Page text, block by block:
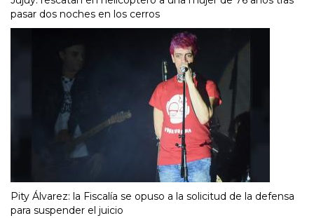
pasar dos noches en los cerros
Pity Álvarez: la Fiscalía se opuso a la solicitud de la defensa
para suspender el juicio